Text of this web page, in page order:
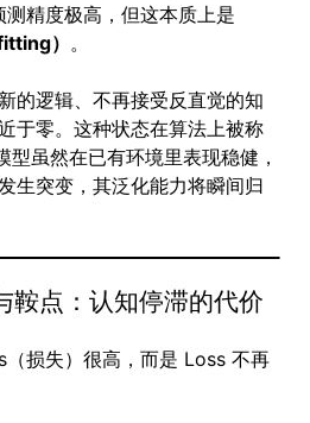
精度极高，但这本质上是
） 。
的逻辑、不再接受反直觉的知
于零。这种状态在算法上被称
型虽然在已有环境里表现稳健，
生突变，其泛化能力将瞬间归
鞍点：认知停滞的代价
损失）很高，而是 Loss 不再